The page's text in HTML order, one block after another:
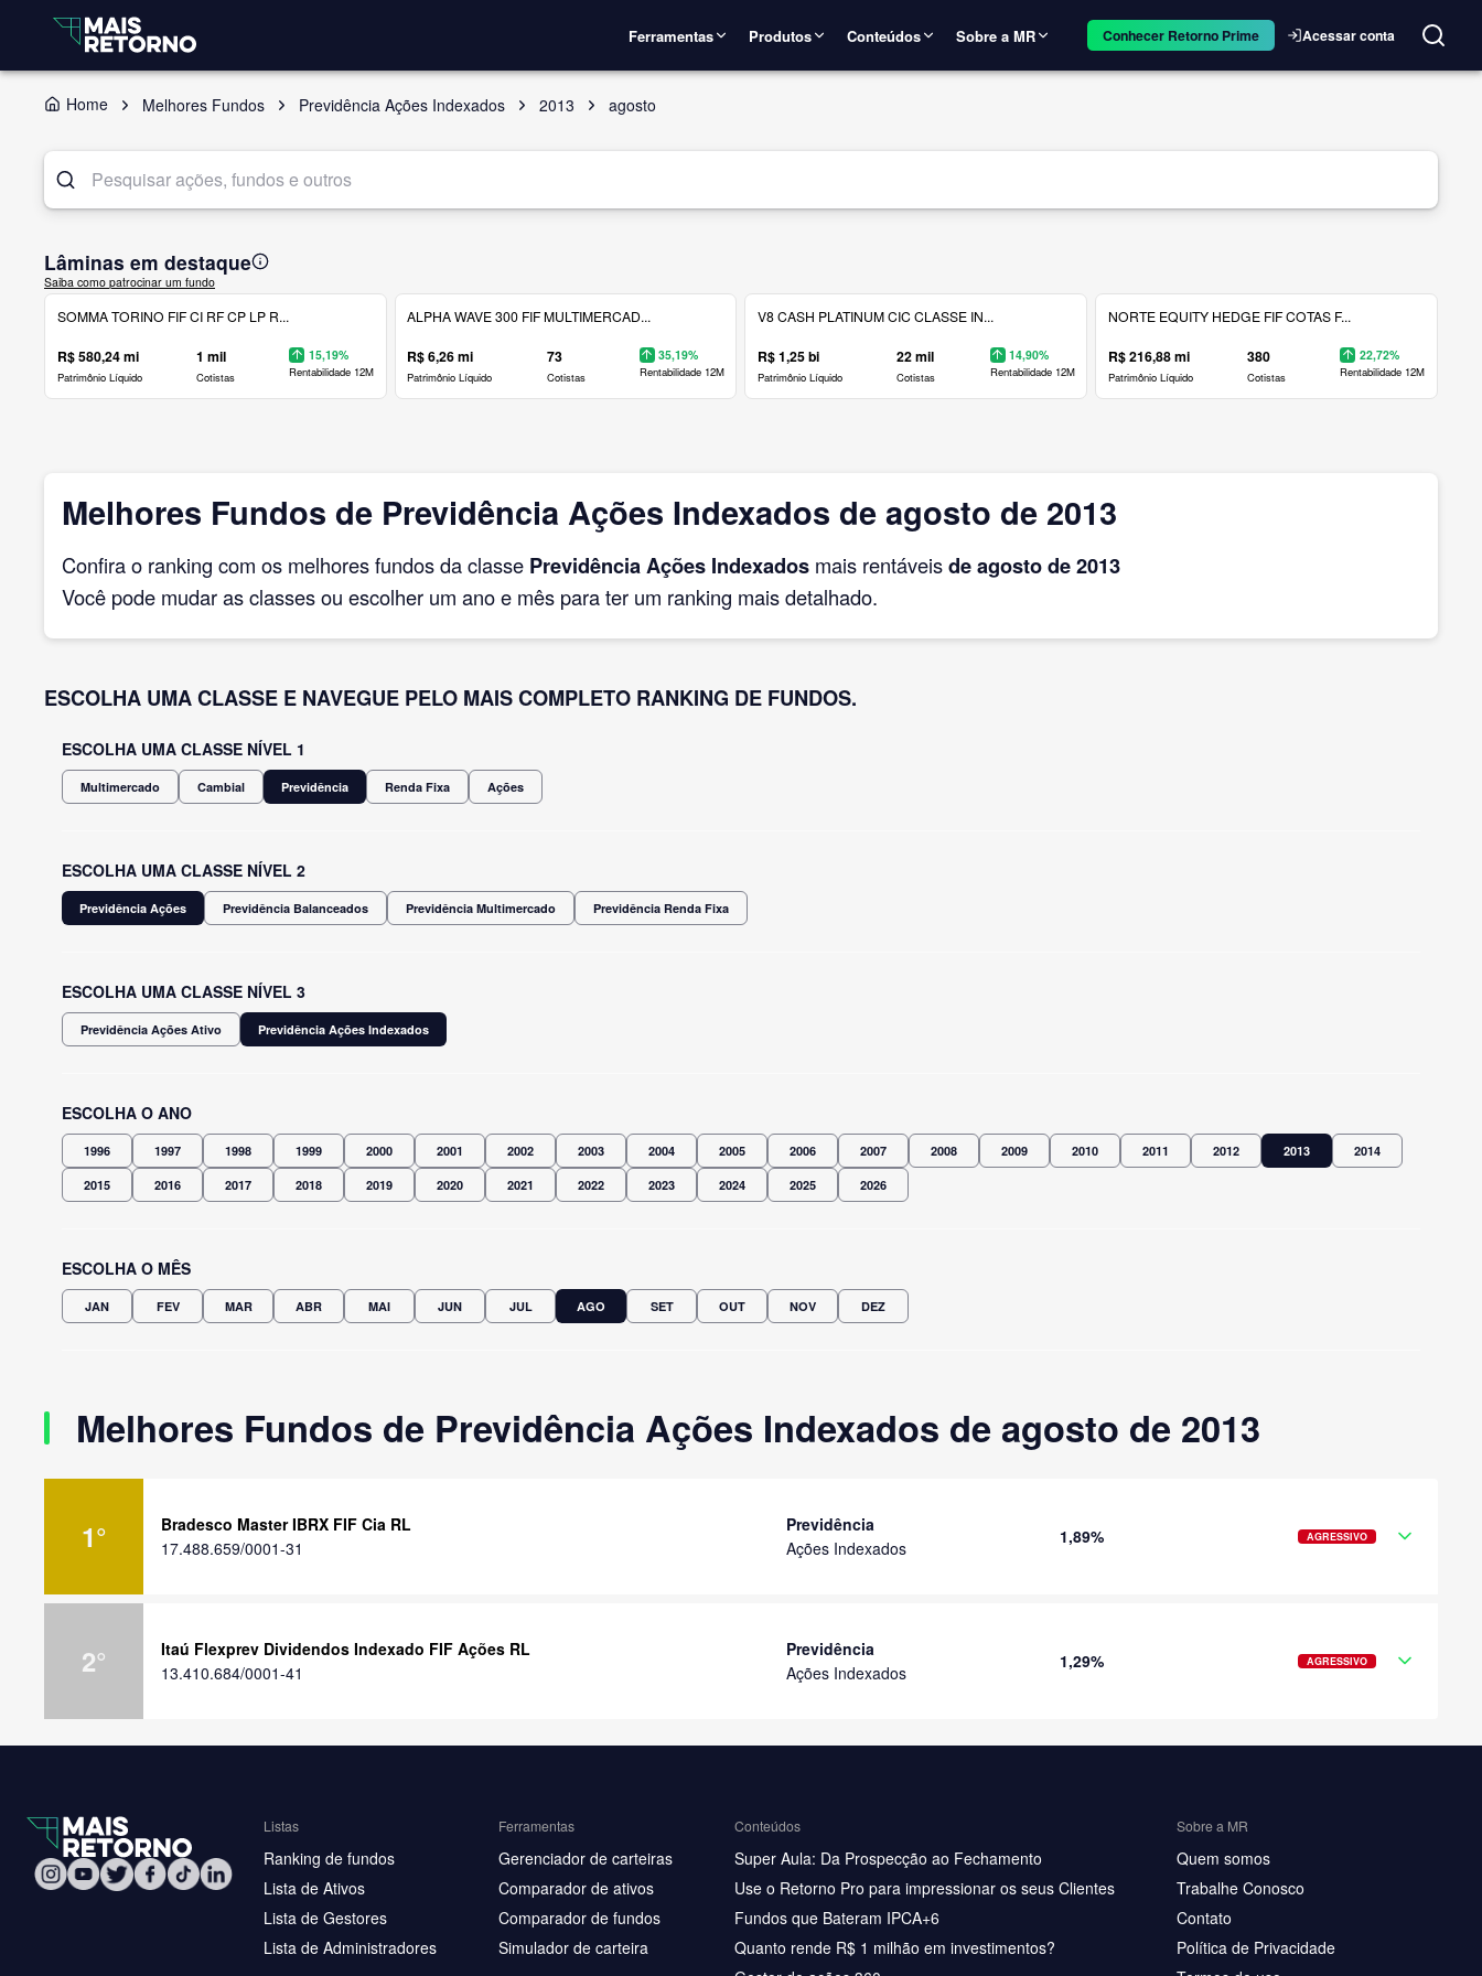
Ferramentas Produtos Conteúdos Sobre a MR Conhecer Retorno Prime Acessar conta
Home Melhores Fundos Previdência Ações Indexados 2013 agosto
Lâminas em destaque
Saiba como patrocinar um fundo
SOMMA TORINO FIF CI RF CP LP R...
R$ 580,24 mi
Patrimônio Líquido
1 mil
Cotistas
15,19%
Rentabilidade 12M
ALPHA WAVE 300 FIF MULTIMERCAD...
R$ 6,26 mi
Patrimônio Líquido
73
Cotistas
35,19%
Rentabilidade 12M
V8 CASH PLATINUM CIC CLASSE IN...
R$ 1,25 bi
Patrimônio Líquido
22 mil
Cotistas
14,90%
Rentabilidade 12M
NORTE EQUITY HEDGE FIF COTAS F...
R$ 216,88 mi
Patrimônio Líquido
380
Cotistas
22,72%
Rentabilidade 12M
Melhores Fundos de Previdência Ações Indexados de agosto de 2013
Confira o ranking com os melhores fundos da classe Previdência Ações Indexados mais rentáveisde agostode 2013
Você pode mudar as classes ou escolher um ano e mês para ter um ranking mais detalhado.
ESCOLHA UMA CLASSE E NAVEGUE PELO MAIS COMPLETO RANKING DE FUNDOS.
ESCOLHA UMA CLASSE NÍVEL 1
Multimercado Cambial Previdência Renda Fixa Ações
ESCOLHA UMA CLASSE NÍVEL 2
Previdência Ações Previdência Balanceados Previdência Multimercado Previdência Renda Fixa
ESCOLHA UMA CLASSE NÍVEL 3
Previdência Ações Ativo Previdência Ações Indexados
ESCOLHA O ANO
1996 1997 1998 1999 2000 2001 2002 2003 2004 2005 2006 2007 2008 2009 2010 2011 2012 2013 2014
2015 2016 2017 2018 2019 2020 2021 2022 2023 2024 2025 2026
ESCOLHA O MÊS
JAN FEV MAR ABR MAI JUN JUL AGO SET OUT NOV DEZ
Melhores Fundos de Previdência Ações Indexados de agosto de 2013
1°
Bradesco Master IBRX FIF Cia RL
17.488.659/0001-31
Previdência
Ações Indexados
1,89% AGRESSIVO
2°
Itaú Flexprev Dividendos Indexado FIF Ações RL
13.410.684/0001-41
Previdência
Ações Indexados
1,29% AGRESSIVO
Listas
Ranking de fundos
Lista de Ativos
Lista de Gestores
Lista de Administradores
Ferramentas
Gerenciador de carteiras
Comparador de ativos
Comparador de fundos
Simulador de carteira
Conteúdos
Super Aula: Da Prospecção ao Fechamento
Use o Retorno Pro para impressionar os seus Clientes
Fundos que Bateram IPCA+6
Quanto rende R$ 1 milhão em investimentos?
Sobre a MR
Quem somos
Trabalhe Conosco
Contato
Política de Privacidade